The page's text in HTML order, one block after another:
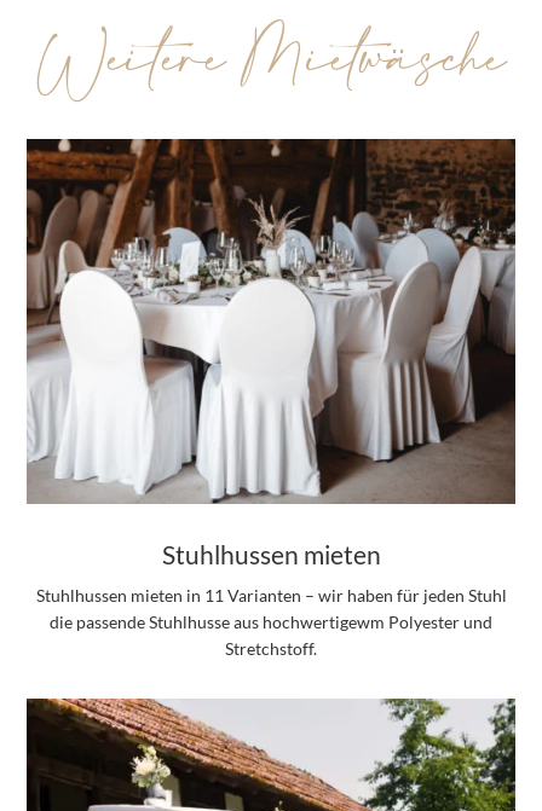
Weitere Mietwäsche
Stuhlhussen mieten
Stuhlhussen mieten in 11 Varianten – wir haben für jeden Stuhl
die passende Stuhlhusse aus hochwertigewm Polyester und
Stretchstoff.